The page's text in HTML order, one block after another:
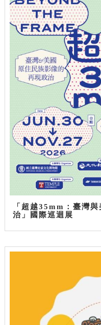
「超越35mm：臺灣
治」國際巡迴展